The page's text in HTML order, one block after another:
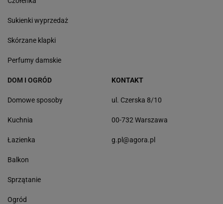
Sukienki wyprzedaż
Skórzane klapki
Perfumy damskie
DOM I OGRÓD
Domowe sposoby
Kuchnia
Łazienka
Balkon
Sprzątanie
Ogród
KONTAKT
ul. Czerska 8/10
00-732 Warszawa
g.pl@agora.pl